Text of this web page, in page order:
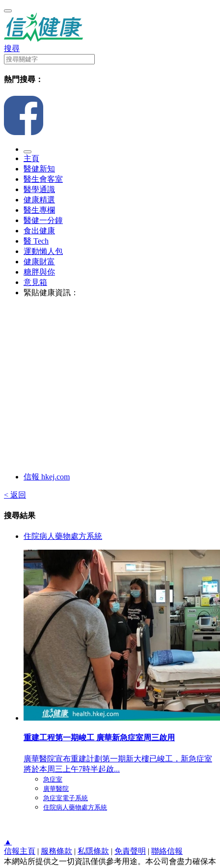
搜尋
熱門搜尋：
主頁
醫健新知
醫生會客室
醫學通識
健康精選
醫生專欄
醫健一分鐘
食出健康
醫 Tech
運動懶人包
健康財富
糖胖與你
意見箱
緊貼健康資訊：
信報 hkej.com
< 返回
搜尋結果
住院病人藥物處方系統
重建工程第一期峻工 廣華新急症室周三啟用
廣華醫院宣布重建計劃第一期新大樓已峻工，新急症室
將於本周三上午7時半起啟...
急症室
廣華醫院
急症室電子系統
住院病人藥物處方系統
▲
信報主頁 | 服務條款 | 私隱條款 | 免責聲明 | 聯絡信報
本網站所提供之一切資訊僅供參考用途。本公司會盡力確保本